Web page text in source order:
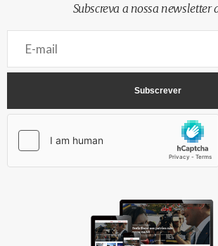
Subscreva a nossa newsletter